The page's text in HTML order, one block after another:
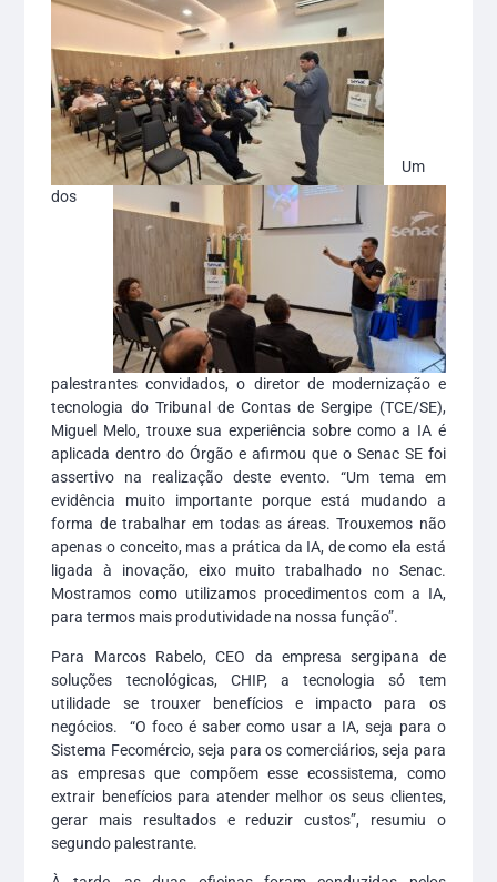
Um
dos
palestrantes convidados, o diretor de modernização e
tecnologia do Tribunal de Contas de Sergipe (TCE/SE),
Miguel Melo, trouxe sua experiência sobre como a IA é
aplicada dentro do Órgão e afirmou que o Senac SE foi
assertivo na realização deste evento. “Um tema em
evidência muito importante porque está mudando a
forma de trabalhar em todas as áreas. Trouxemos não
apenas o conceito, mas a prática da IA, de como ela está
ligada à inovação, eixo muito trabalhado no Senac.
Mostramos como utilizamos procedimentos com a IA,
para termos mais produtividade na nossa função”.
Para Marcos Rabelo, CEO da empresa sergipana de
soluções tecnológicas, CHIP, a tecnologia só tem
utilidade se trouxer benefícios e impacto para os
negócios. “O foco é saber como usar a IA, seja para o
Sistema Fecomércio, seja para os comerciários, seja para
as empresas que compõem esse ecossistema, como
extrair benefícios para atender melhor os seus clientes,
gerar mais resultados e reduzir custos”, resumiu o
segundo palestrante.